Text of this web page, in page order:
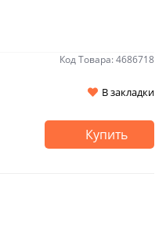
Код Товара: 4686718
В закладки
Купить